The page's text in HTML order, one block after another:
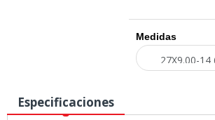
Medidas
Especificaciones